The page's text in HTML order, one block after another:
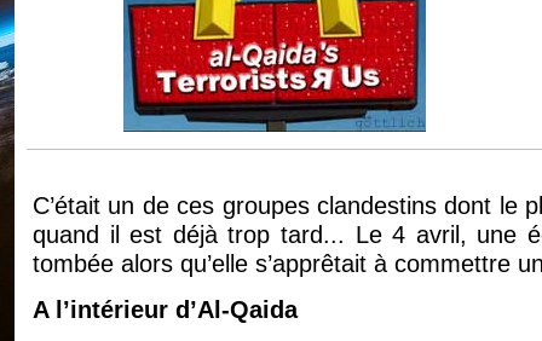
C’était un de ces groupes clandestins dont le
quand il est déjà trop tard... Le 4 avril, une
tombée alors qu’elle s’apprêtait à commettre
A l’intérieur d’Al-Qaida